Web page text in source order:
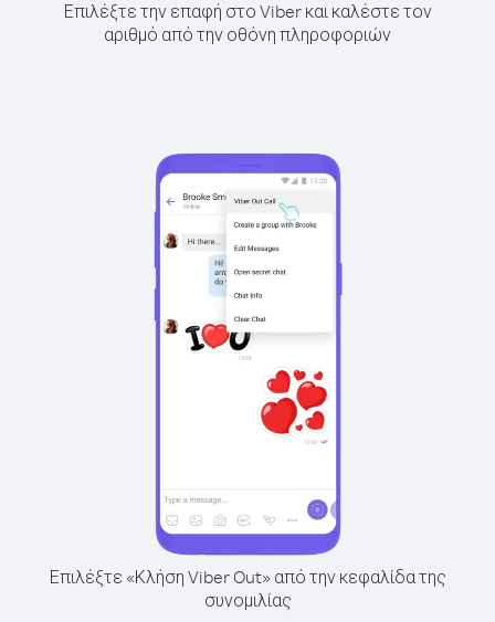
Επιλέξτε την επαφή στο Viber και καλέστε τον
αριθμό από την οθόνη πληροφοριών
Επιλέξτε «Κλήση Viber Out» από την κεφαλίδα της
συνομιλίας